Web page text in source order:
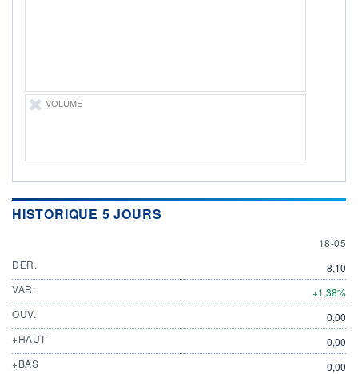
VOLUME
HISTORIQUE 5 JOURS
18 MAY
18-05
DER.
8,10
VAR.
+1,38%
OUV.
0,00
+HAUT
0,00
+BAS
0,00